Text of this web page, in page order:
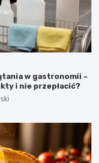
w gastronomii –
i nie przepłacić?